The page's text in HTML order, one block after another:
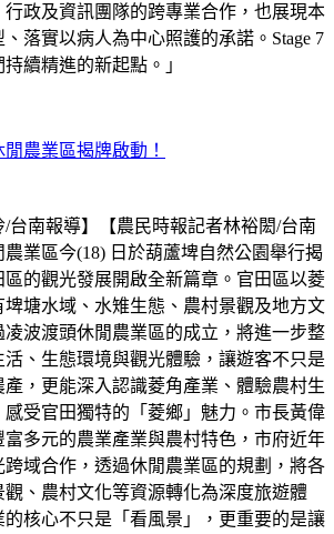
政及資訊團隊的跨專業合作，也展現本
落實以病人為中心照護的承諾。Stage 7
續精進的新起點。」
農業區揭牌啟動！
/台南報導】【農民時報記者林裕閎/台南
業區今(18) 日於葫蘆埤自然公園舉行揭
的觀光發展開啟全新篇章。官田區以菱
塘水域、水雉生態、農村景觀及地方文
波渡頭休閒農業區的成立，將進一步整
、生態環境與觀光體驗，讓遊客不只是
，更能深入認識菱角產業、體驗農村生
受官田獨特的「菱鄉」魅力。市長黃偉
多元的農業產業與農村特色，市府近年
域合作，透過休閒農業區的規劃，將各
、農村文化等資源轉化為深度旅遊體
核心不只是「看風景」，更重要的是讓